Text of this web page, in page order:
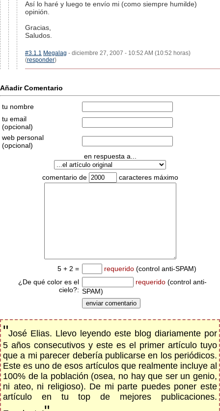
Así lo haré y luego te envío mi (como siempre humilde)
opinión.
Gracias,
Saludos.
#3.1.1 Megalag - diciembre 27, 2007 - 10:52 AM (10:52 horas)
(responder)
Añadir Comentario
tu nombre
tu email
(opcional)
web personal
(opcional)
en respuesta a...
comentario de caracteres máximo
5 + 2 = requerido (control anti-SPAM)
¿De qué color es el
cielo?:
requerido (control anti-
SPAM)
"José Elias. Llevo leyendo este blog diariamente por
5 años consecutivos y este es el primer artículo tuyo
que a mi parecer debería publicarse en los periódicos.
Este es uno de esos artículos que realmente incluye al
100% de la población (osea, no hay que ser un genio,
ni ateo, ni religioso). De mi parte puedes poner este
artículo en tu top de mejores publicaciones.